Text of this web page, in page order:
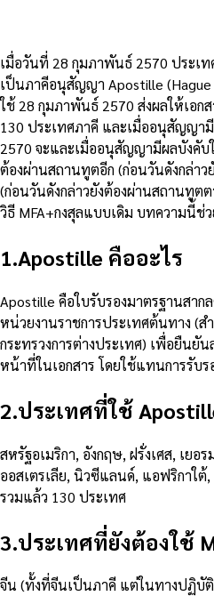
เมื่อวันที่ 28 กุมภาพันธ์ 2570 ประเ
เป็นภาคีอนุสัญญา Apostille (Hague
ใช้ 28 กุมภาพันธ์ 2570 ส่งผลให้เอก
130 ประเทศภาคี และเมื่ออนุสัญญา
2570 จะและเมื่ออนุสัญญามีผลบังคับ
ต้องผ่านสถานทูตอีก (ก่อนวันดังกล่า
(ก่อนวันดังกล่าวยังต้องผ่านสถานทูต
วิธี MFA+กงสุลแบบเดิม บทความนี้ช่
1.Apostille คืออะไร
Apostille คือใบรับรองมาตรฐานสา
หน่วยงานราชการประเทศต้นทาง (ส
กระทรวงการต่างประเทศ) เพื่อยืนยั
หน้าที่ในเอกสาร โดยใช้แทนการรับ
2.ประเทศที่ใช้
สหรัฐอเมริกา, อังกฤษ, ฝรั่งเศส, เย
ออสเตรเลีย, นิวซีแลนด์, แอฟริกาใต้
รวมแล้ว 130 ประเทศ
3.ประเทศที่ยังต้องใช้
จีน (ทั้งที่จีนเป็นภาคี แต่ในทางปฏิบัติ